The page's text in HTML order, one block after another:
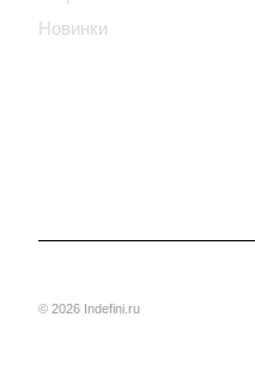
Новинки
© 2026 Indefini.ru